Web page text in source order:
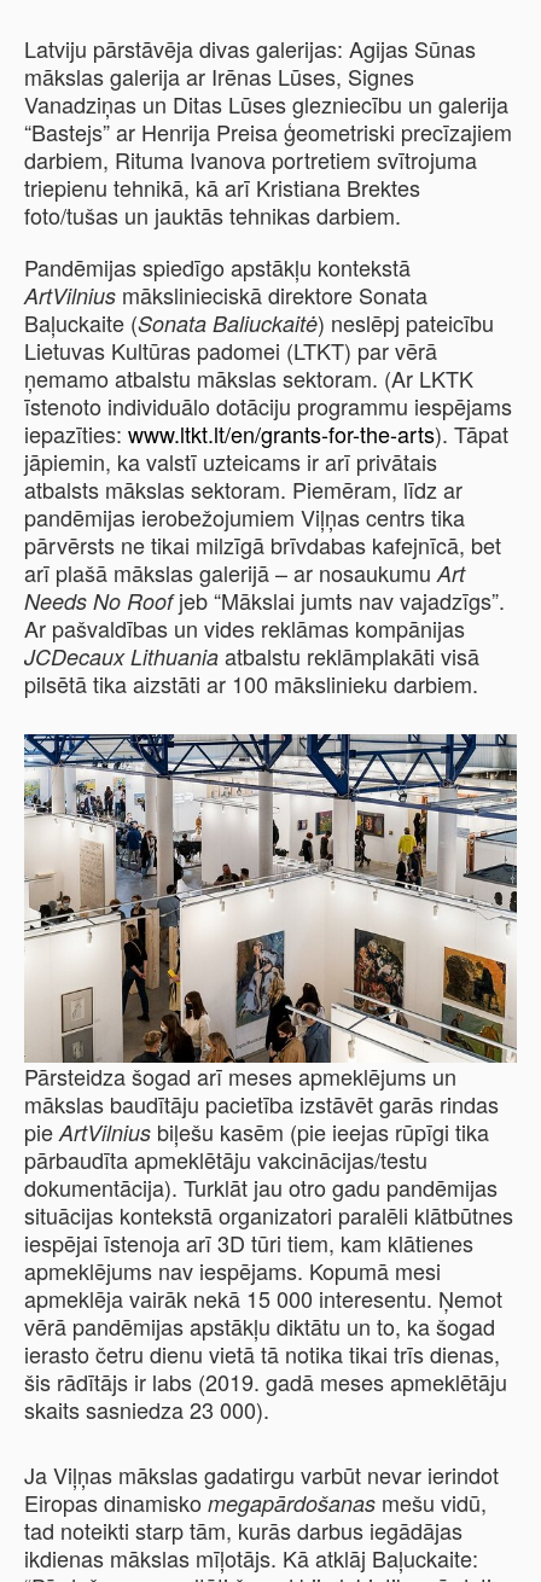
Latviju pārstāvēja divas galerijas: Agijas Sūnas
mākslas galerija ar Irēnas Lūses, Signes
Vanadziņas un Ditas Lūses glezniecību un galerija
“Bastejs” ar Henrija Preisa ģeometriski precīzajiem
darbiem, Rituma Ivanova portretiem svītrojuma
triepienu tehnikā, kā arī Kristiana Brektes
foto/tušas un jauktās tehnikas darbiem.
Pandēmijas spiedīgo apstākļu kontekstā
ArtVilnius mākslinieciskā direktore Sonata
Baļuckaite (Sonata Baliuckaitė) neslēpj pateicību
Lietuvas Kultūras padomei (LTKT) par vērā
ņemamo atbalstu mākslas sektoram. (Ar LKTK
īstenoto individuālo dotāciju programmu iespējams
iepazīties: www.ltkt.lt/en/grants-for-the-arts). Tāpat
jāpiemin, ka valstī uzteicams ir arī privātais
atbalsts mākslas sektoram. Piemēram, līdz ar
pandēmijas ierobežojumiem Viļņas centrs tika
pārvērsts ne tikai milzīgā brīvdabas kafejnīcā, bet
arī plašā mākslas galerijā – ar nosaukumu Art
Needs No Roofjeb “Mākslai jumts nav vajadzīgs”.
Ar pašvaldības un vides reklāmas kompānijas
JCDecaux Lithuania atbalstu reklāmplakāti visā
pilsētā tika aizstāti ar 100 mākslinieku darbiem.
Pārsteidza šogad arī meses apmeklējums un
mākslas baudītāju pacietība izstāvēt garās rindas
pieArtVilnius biļešu kasēm (pie ieejas rūpīgi tika
pārbaudīta apmeklētāju vakcinācijas/testu
dokumentācija). Turklāt jau otro gadu pandēmijas
situācijas kontekstā organizatori paralēli klātbūtnes
iespējai īstenoja arī 3D tūri tiem, kam klātienes
apmeklējums nav iespējams. Kopumā mesi
apmeklēja vairāk nekā 15 000 interesentu. Ņemot
vērā pandēmijas apstākļu diktātu un to, ka šogad
ierasto četru dienu vietā tā notika tikai trīs dienas,
šis rādītājs ir labs (2019. gadā meses apmeklētāju
skaits sasniedza 23 000).
Ja Viļņas mākslas gadatirgu varbūt nevar ierindot
Eiropas dinamisko megapārdošanas mešu vidū,
tad noteikti starp tām, kurās darbus iegādājas
ikdienas mākslas mīļotājs. Kā atklāj Baļuckaite: